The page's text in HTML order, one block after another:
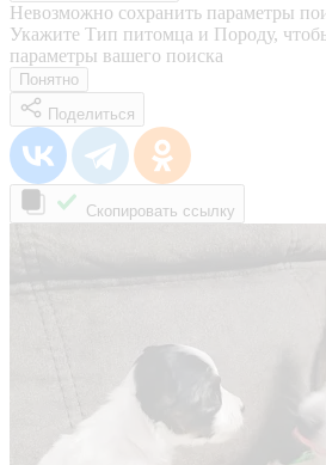
Невозможно сохранить параметры
Укажите Тип питомца и Породу,
параметры вашего поиска
Понятно
Поделиться
Скопировать ссылку